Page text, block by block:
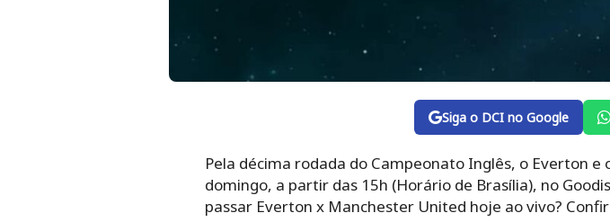
Siga o DCI no Google
Pela décima rodada do Campeonato Inglês, o Everton
domingo, a partir das 15h (Horário de Brasília), no
passar Everton x Manchester United hoje ao vivo?